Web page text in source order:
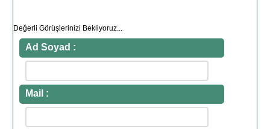
Değerli Görüşlerinizi Bekliyoruz...
Ad Soyad :
Mail :